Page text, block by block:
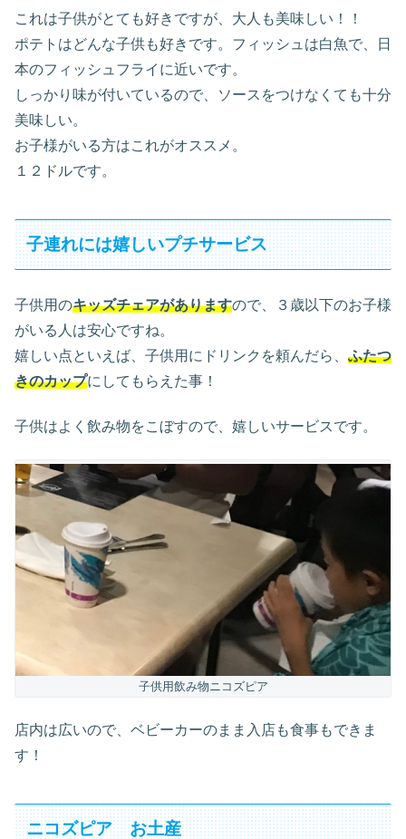
これは子供がとても好きですが、大人も美味しい！！
ポテトはどんな子供も好きです。フィッシュは白魚で、日
本のフィッシュフライに近いです。
しっかり味が付いているので、ソースをつけなくても十分
美味しい。
お子様がいる方はこれがオススメ。
１２ドルです。
子連れには嬉しいプチサービス
子供用のキッズチェアがありますので、３歳以下のお子様
がいる人は安心ですね。
嬉しい点といえば、子供用にドリンクを頼んだら、 ふたつ
きのカップにしてもらえた事！
子供はよく飲み物をこぼすので、嬉しいサービスです。
子供用飲み物ニコズピア
店内は広いので、ベビーカーのまま入店も食事もできま
す！
ニコズピア お土産